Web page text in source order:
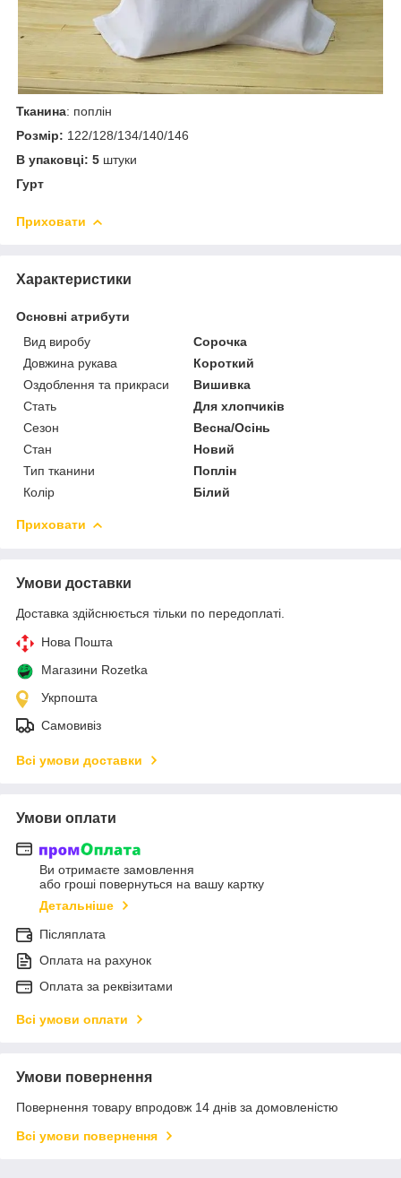
Тканина: поплін
Розмір: 122/128/134/140/146
В упаковці: 5 штуки
Гурт
Приховати
Характеристики
Основні атрибути
Вид виробу
Сорочка
Довжина рукава
Короткий
Оздоблення та прикраси
Вишивка
Стать
Для хлопчиків
Сезон
Весна/Осінь
Стан
Новий
Тип тканини
Поплін
Колір
Білий
Приховати
Умови доставки
Доставка здійснюється тільки по передоплаті.
Нова Пошта
Магазини Rozetka
Укрпошта
Самовивіз
Всі умови доставки
Умови оплати
Ви отримаєте замовлення
або гроші повернуться на вашу картку
Детальніше
Післяплата
Оплата на рахунок
Оплата за реквізитами
Всі умови оплати
Умови повернення
Повернення товару впродовж 14 днів за домовленістю
Всі умови повернення